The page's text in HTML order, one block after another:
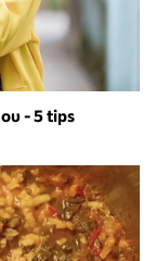
- 5 tips